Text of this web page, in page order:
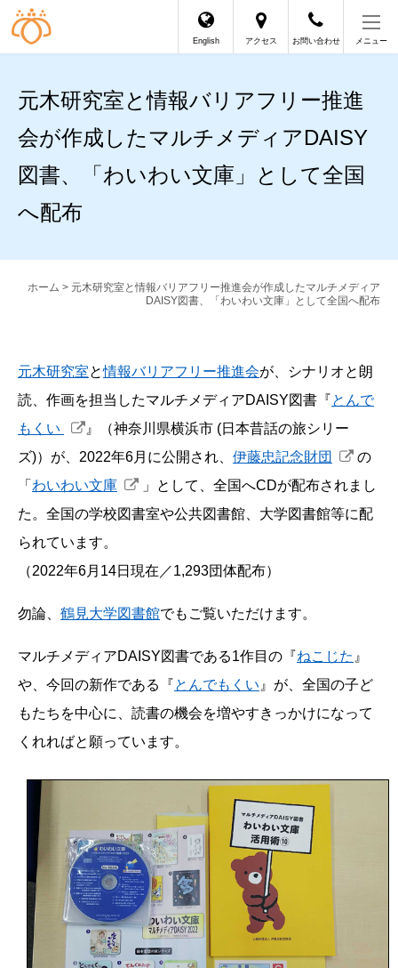
English アクセス お問い合わせ メニュー
元木研究室と情報バリアフリー推進
会が作成したマルチメディアDAISY
図書、「わいわい文庫」として全国
へ配布
ホーム > 元木研究室と情報バリアフリー推進会が作成したマルチメディア
DAISY図書、「わいわい文庫」として全国へ配布
元木研究室と情報バリアフリー推進会が、シナリオと朗
読、作画を担当したマルチメディアDAISY図書『とんで
もくい
』（神奈川県横浜市 (日本昔話の旅シリー
ズ)）が、2022年6月に公開され、 伊藤忠記念財団
の
「 わいわい文庫
」として、全国へCDが配布されまし
た。全国の学校図書室や公共図書館、大学図書館等に配
られています。
（2022年6月14日現在／1,293団体配布）
勿論、 鶴見大学図書館でもご覧いただけます。
マルチメディアDAISY図書である1作目の『ねこじた 』
や、今回の新作である『とんでもくい 』が、全国の子ど
もたちを中心に、読書の機会を増やすきっかけになって
くれればと願っています。